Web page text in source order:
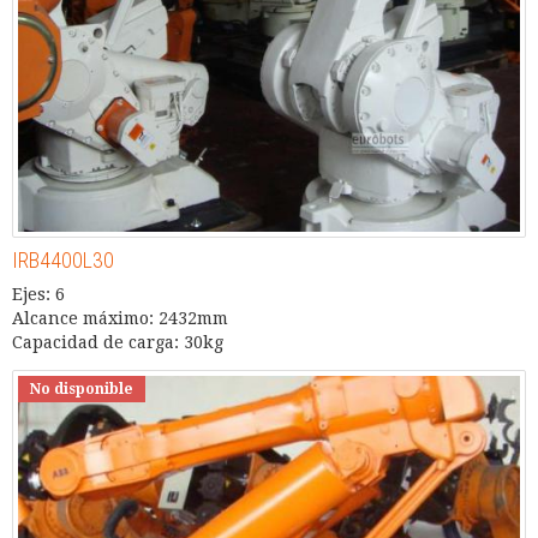
IRB4400L30
Ejes: 6
Alcance máximo: 2432mm
Capacidad de carga: 30kg
No disponible